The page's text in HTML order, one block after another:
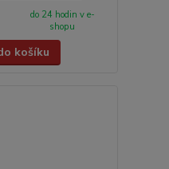
do 24 hodin v e-
shopu
košíku